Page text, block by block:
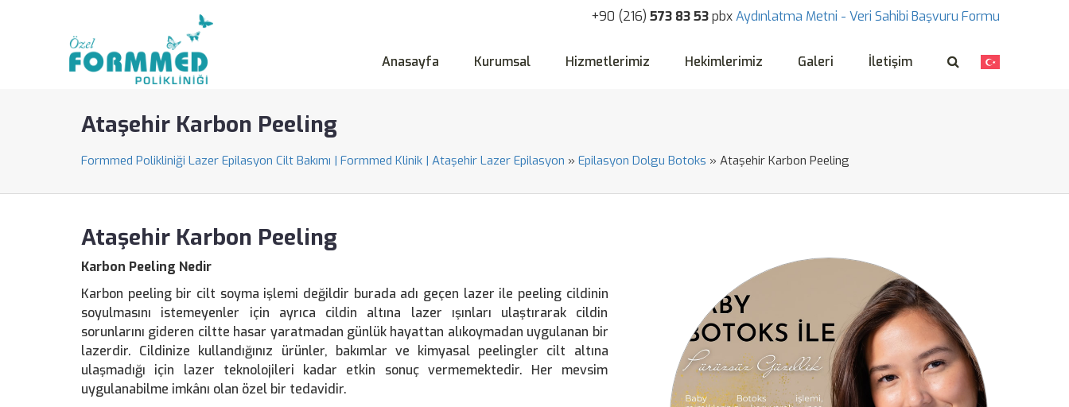
+90 (216) 573 83 53pbxAydınlatma Metni - Veri Sahibi Başvuru Formu
Anasayfa Kurumsal Hizmetlerimiz Hekimlerimiz Galeri İletişim
Ataşehir Karbon Peeling
Formmed Polikliniği Lazer Epilasyon Cilt Bakımı | Formmed Klinik | Ataşehir Lazer Epilasyon » Epilasyon Dolgu Botoks » Ataşehir Karbon Peeling
Ataşehir Karbon Peeling
Karbon Peeling Nedir
Karbon peeling bir cilt soyma işlemi değildir burada adı geçen lazer ile peeling cildinin
soyulmasını istemeyenler için ayrıca cildin altına lazer ışınları ulaştırarak cildin
sorunlarını gideren ciltte hasar yaratmadan günlük hayattan alıkoymadan uygulanan bir
lazerdir. Cildinize kullandığınız ürünler, bakımlar ve kimyasal peelingler cilt altına
ulaşmadığı için lazer teknolojileri kadar etkin sonuç vermemektedir. Her mevsim
uygulanabilme imkânı olan özel bir tedavidir.